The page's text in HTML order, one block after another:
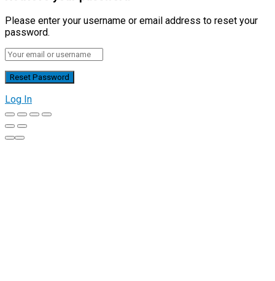
Please enter your username or email address to reset your
password.
Log In